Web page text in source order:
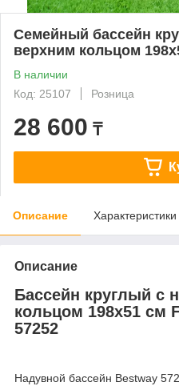
Семейный бассейн
верхним кольцом
В наличии
Код: 25107
Розница
28 600 ₸
Описание Характеристики
Описание
Бассейн круглый с
кольцом 198х51 см
57252
Надувной бассейн Bestway